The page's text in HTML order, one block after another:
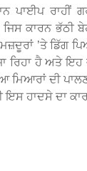
ਪਾਈਪ ਰਾਹੀਂ
ਕਾਰਨ ਭੱਠੀ
’ਤੇ ਡਿੱਗ
ਰਿਹਾ ਹੈ ਅਤੇ ਇਹ
ਦੀ
ਇਸ ਹਾਦਸੇ ਦਾ